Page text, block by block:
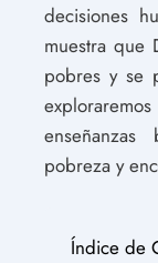
decisiones
muestra que
pobres y se
pobreza y
Índice de